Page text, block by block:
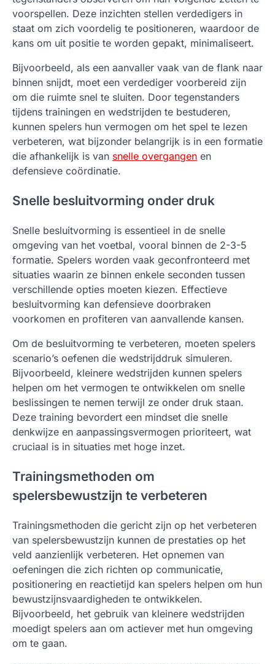
voorspellen. Deze inzichten stellen verdedigers in
staat om zich voordelig te positioneren, waardoor de
kans om uit positie te worden gepakt, minimaliseert.
Bijvoorbeeld, als een aanvaller vaak van de flank naar
binnen snijdt, moet een verdediger voorbereid zijn
om die ruimte snel te sluiten. Door tegenstanders
tijdens trainingen en wedstrijden te bestuderen,
kunnen spelers hun vermogen om het spel te lezen
verbeteren, wat bijzonder belangrijk is in een formatie
die afhankelijk is van snelle overgangen en
defensieve coördinatie.
Snelle besluitvorming onder druk
Snelle besluitvorming is essentieel in de snelle
omgeving van het voetbal, vooral binnen de 2-3-5
formatie. Spelers worden vaak geconfronteerd met
situaties waarin ze binnen enkele seconden tussen
verschillende opties moeten kiezen. Effectieve
besluitvorming kan defensieve doorbraken
voorkomen en profiteren van aanvallende kansen.
Om de besluitvorming te verbeteren, moeten spelers
scenario’s oefenen die wedstrijddruk simuleren.
Bijvoorbeeld, kleinere wedstrijden kunnen spelers
helpen om het vermogen te ontwikkelen om snelle
beslissingen te nemen terwijl ze onder druk staan.
Deze training bevordert een mindset die snelle
denkwijze en aanpassingsvermogen prioriteert, wat
cruciaal is in situaties met hoge inzet.
Trainingsmethoden om
spelersbewustzijn te verbeteren
Trainingsmethoden die gericht zijn op het verbeteren
van spelersbewustzijn kunnen de prestaties op het
veld aanzienlijk verbeteren. Het opnemen van
oefeningen die zich richten op communicatie,
positionering en reactietijd kan spelers helpen om hun
bewustzijnsvaardigheden te ontwikkelen.
Bijvoorbeeld, het gebruik van kleinere wedstrijden
moedigt spelers aan om actiever met hun omgeving
om te gaan.